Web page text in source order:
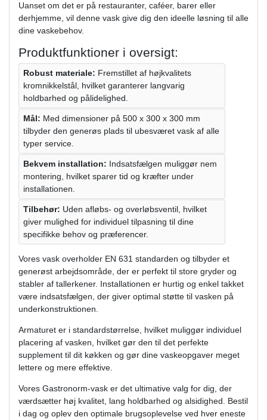
Uanset om det er på restauranter, caféer, barer eller
derhjemme, vil denne vask give dig den ideelle løsning til alle
dine vaskebehov.
Produktfunktioner i oversigt:
Robust materiale: Fremstillet af højkvalitets
kromnikkelstål, hvilket garanterer langvarig
holdbarhed og pålidelighed.
Mål: Med dimensioner på 500 x 300 x 300 mm
tilbyder den generøs plads til ubesværet vask af alle
typer service.
Bekvem installation: Indsatsfælgen muliggør nem
montering, hvilket sparer tid og kræfter under
installationen.
Tilbehør: Uden afløbs- og overløbsventil, hvilket
giver mulighed for individuel tilpasning til dine
specifikke behov og præferencer.
Vores vask overholder EN 631 standarden og tilbyder et
generøst arbejdsområde, der er perfekt til store gryder og
stabler af tallerkener. Installationen er hurtig og enkel takket
være indsatsfælgen, der giver optimal støtte til vasken på
underkonstruktionen.
Armaturet er i standardstørrelse, hvilket muliggør individuel
placering af vasken, hvilket gør den til det perfekte
supplement til dit køkken og gør dine vaskeopgaver meget
lettere og mere effektive.
Vores Gastronorm-vask er det ultimative valg for dig, der
værdsætter høj kvalitet, lang holdbarhed og alsidighed. Bestil
i dag og oplev den optimale brugsoplevelse ved hver eneste